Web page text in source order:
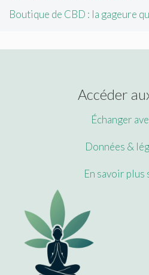
Boutique de CBD : la gageure
Accéder
Échanger
Données &
En savoir plus